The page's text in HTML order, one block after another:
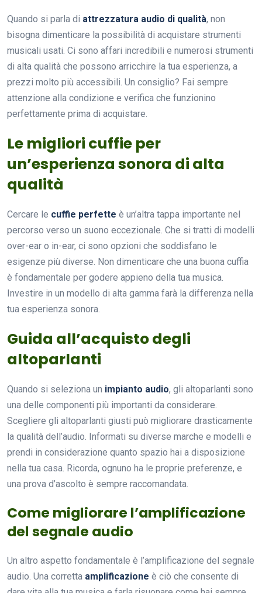
Quando si parla di attrezzatura audio di qualità, non
bisogna dimenticare la possibilità di acquistare strumenti
musicali usati. Ci sono affari incredibili e numerosi strumenti
di alta qualità che possono arricchire la tua esperienza, a
prezzi molto più accessibili. Un consiglio? Fai sempre
attenzione alla condizione e verifica che funzionino
perfettamente prima di acquistare.
Le migliori cuffie per
un’esperienza sonora di alta
qualità
Cercare le cuffie perfette è un’altra tappa importante nel
percorso verso un suono eccezionale. Che si tratti di modelli
over-ear o in-ear, ci sono opzioni che soddisfano le
esigenze più diverse. Non dimenticare che una buona cuffia
è fondamentale per godere appieno della tua musica.
Investire in un modello di alta gamma farà la differenza nella
tua esperienza sonora.
Guida all’acquisto degli
altoparlanti
Quando si seleziona un impianto audio, gli altoparlanti sono
una delle componenti più importanti da considerare.
Scegliere gli altoparlanti giusti può migliorare drasticamente
la qualità dell’audio. Informati su diverse marche e modelli e
prendi in considerazione quanto spazio hai a disposizione
nella tua casa. Ricorda, ognuno ha le proprie preferenze, e
una prova d’ascolto è sempre raccomandata.
Come migliorare l’amplificazione
del segnale audio
Un altro aspetto fondamentale è l’amplificazione del segnale
audio. Una corretta amplificazione è ciò che consente di